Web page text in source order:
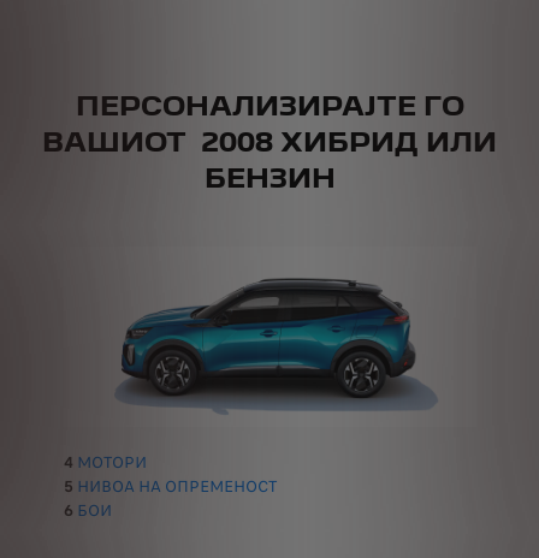
ПЕРСОНАЛИЗИРАЈТЕ ГО
ВАШИОТ 2008 ХИБРИД ИЛИ
БЕНЗИН
4 МОТОРИ
5 НИВОА НА ОПРЕМЕНОСТ
6 БОИ